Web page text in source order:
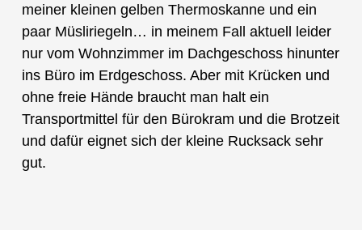
meiner kleinen gelben Thermoskanne und ein
paar Müsliriegeln… in meinem Fall aktuell leider
nur vom Wohnzimmer im Dachgeschoss hinunter
ins Büro im Erdgeschoss. Aber mit Krücken und
ohne freie Hände braucht man halt ein
Transportmittel für den Bürokram und die Brotzeit
und dafür eignet sich der kleine Rucksack sehr
gut.